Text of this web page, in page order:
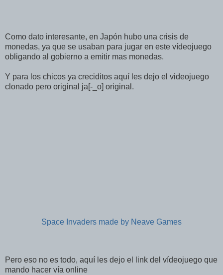
Como dato interesante, en Japón hubo una crisis de
monedas, ya que se usaban para jugar en este vídeojuego
obligando al gobierno a emitir mas monedas.
Y para los chicos ya creciditos aquí les dejo el videojuego
clonado pero original ja[-_o] original.
Space Invaders made by Neave Games
Pero eso no es todo, aquí les dejo el link del vídeojuego que
mando hacer vía online